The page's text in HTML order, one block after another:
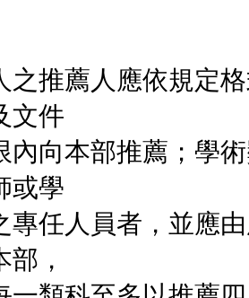
之推薦人應依規定
文件
內向本部推薦；學
或學
專任人員者，並應
，